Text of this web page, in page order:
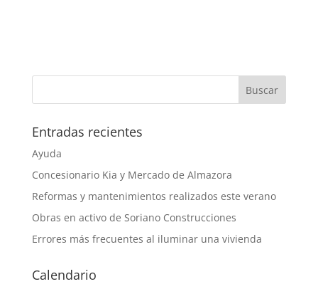
Entradas recientes
Ayuda
Concesionario Kia y Mercado de Almazora
Reformas y mantenimientos realizados este verano
Obras en activo de Soriano Construcciones
Errores más frecuentes al iluminar una vivienda
Calendario